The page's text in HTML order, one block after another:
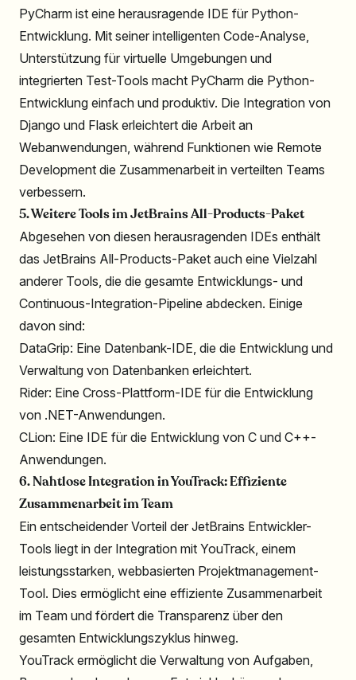
PyCharm ist eine herausragende IDE für Python-
Entwicklung. Mit seiner intelligenten Code-Analyse,
Unterstützung für virtuelle Umgebungen und
integrierten Test-Tools macht PyCharm die Python-
Entwicklung einfach und produktiv. Die Integration von
Django und Flask erleichtert die Arbeit an
Webanwendungen, während Funktionen wie Remote
Development die Zusammenarbeit in verteilten Teams
verbessern.
5. Weitere Tools im JetBrains All-Products-Paket
Abgesehen von diesen herausragenden IDEs enthält
das JetBrains All-Products-Paket auch eine Vielzahl
anderer Tools, die die gesamte Entwicklungs- und
Continuous-Integration-Pipeline abdecken. Einige
davon sind:
DataGrip: Eine Datenbank-IDE, die die Entwicklung und
Verwaltung von Datenbanken erleichtert.
Rider: Eine Cross-Plattform-IDE für die Entwicklung
von .NET-Anwendungen.
CLion: Eine IDE für die Entwicklung von C und C++-
Anwendungen.
6. Nahtlose Integration in YouTrack: Effiziente
Zusammenarbeit im Team
Ein entscheidender Vorteil der JetBrains Entwickler-
Tools liegt in der Integration mit YouTrack, einem
leistungsstarken, webbasierten Projektmanagement-
Tool. Dies ermöglicht eine effiziente Zusammenarbeit
im Team und fördert die Transparenz über den
gesamten Entwicklungszyklus hinweg.
YouTrack ermöglicht die Verwaltung von Aufgaben,